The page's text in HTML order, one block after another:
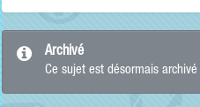
Archivé
Ce sujet est désormais